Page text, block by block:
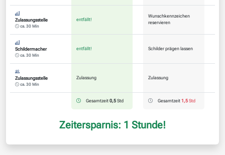
Zulassungsstelle
ca. 30 Min
entfällt!
Wunschkennzeichen
reservieren
Schildermacher
ca. 30 Min
entfällt! Schilder prägen lassen
Zulassungsstelle
ca. 30 Min
Zulassung Zulassung
Gesamtzeit 0,5 Std Gesamtzeit 1,5 Std
Zeitersparnis: 1 Stunde!